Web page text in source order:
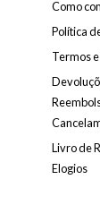
Como
Política
Termos
Livro de
Elogios